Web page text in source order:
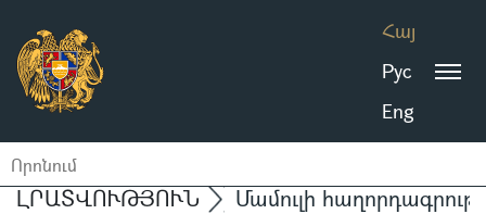
Հայ
Рус
Eng
ԼՐԱՏՎՈՒԹՅՈՒՆ Մամուլի